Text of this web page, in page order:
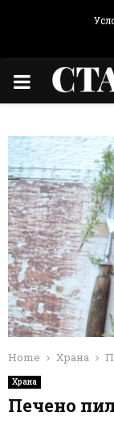
PRIMARY
Home Храна
Храна
Печено